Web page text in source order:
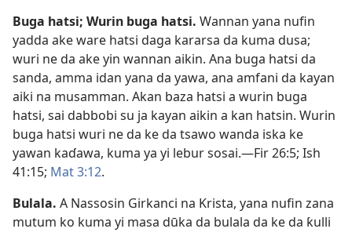
Buga hatsi; Wurin buga hatsi. Wannan yana nufin
yadda ake ware hatsi daga kararsa da kuma dusa;
wuri ne da ake yin wannan aikin. Ana buga hatsi da
sanda, amma idan yana da yawa, ana amfani da kayan
aiki na musamman. Akan baza hatsi a wurin buga
hatsi, sai dabbobi su ja kayan aikin a kan hatsin. Wurin
buga hatsi wuri ne da ke da tsawo wanda iska ke
yawan kaɗawa, kuma ya yi lebur sosai.​—Fir 26:5; Ish
41:15; Mat 3:12.
Bulala. A Nassosin Girkanci na Krista, yana nufin zana
mutum ko kuma yi masa dūka da bulala da ke da ƙulli